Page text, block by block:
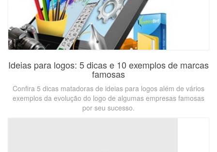
Ideias para logos: 5 dicas e 10 exemplos de marcas
famosas
Confira 5 dicas matadoras de ideias para logos além de vários
exemplos da evolução do logo de algumas empresas famosas
por seu sucesso.